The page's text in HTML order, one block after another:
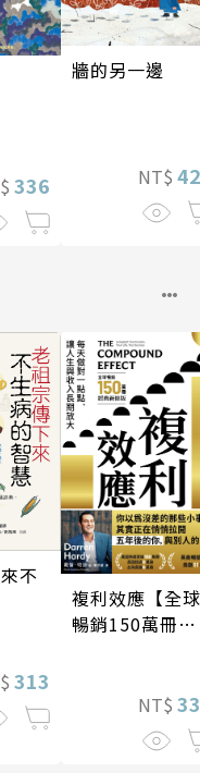
336
牆的另一邊
NT$
不
313
複利效應【全球
暢銷150萬冊・
NT$